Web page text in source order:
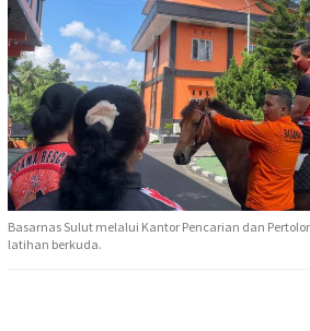
Basarnas Sulut melalui Kantor Pencarian dan
latihan berkuda.